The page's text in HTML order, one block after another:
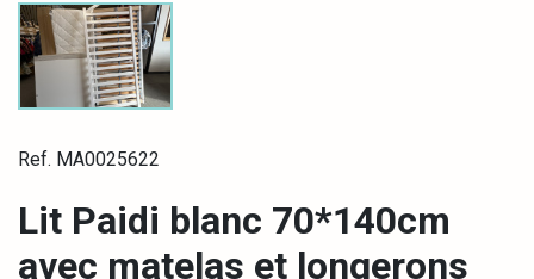
Ref. MA0025622
Lit Paidi blanc 70*140cm
avec matelas et longerons